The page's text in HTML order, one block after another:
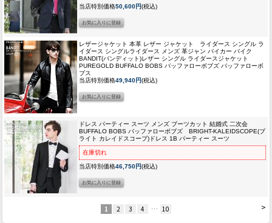
当店特別価格50,600円(税込)
レザージャケット 本革 レザー ジャケット ライダース シングル ラ
イダース シングルライダース メンズ 革ジャン バイカー バイク
BANDIT(バンディット)レザー シングル ライダースジャケット
PUREGOLD BUFFALO BOBS バッファローボブズ バッファローボ
ブス
当店特別価格49,940円(税込)
ドレス パーティー スーツ メンズ ブーツカット 結婚式 二次会
BUFFALO BOBS バッファローボブズ BRIGHT-KALEIDSCOPE(ブ
ライト カレイドスコープ)ドレス 1B パーティー スーツ
在庫切れ
当店特別価格46,750円(税込)
>
1 2 3 4 … 10